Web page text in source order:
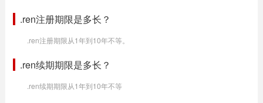
.ren注册期限是多长？
.ren注册期限从1年到10年不等。
.ren续期期限是多长？
.ren续期期限从1年到10年不等